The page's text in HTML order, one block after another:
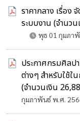
ราคากลาง เรื่อง
ระบบงาน (จำนว
พุธ 01 กุมภา
ประกาศกรมศิลป
ต่างๆ สำหรับใช้ใ
(จำนวนเงิน
กุมภาพันธ์ พ.ศ.